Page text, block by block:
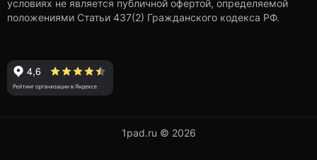
условиях не является публичной офертой, определяемой
положениями Статьи 437(2) Гражданского кодекса РФ.
1pad.ru © 2026